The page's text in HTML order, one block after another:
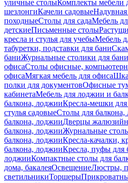
уличные столыКомплекты мебели
шезлонгиКачели садовые
походныеСтолы для садаМебель
детскиеПисьменные столы
кресла и стулья для учебыМебель
табуретки, подставки для бани
баниЖурнальные столики для бани
офисаСтолы офисные,
офисаМягкая мебель для офиса
полки для документовОфисные
кабинетаМебель для лоджии и
балкона, лоджииКресла-мешки для
стулья садовыеСтолы для
балкона, лоджииДверцы
балкона, лоджииЖурнальные
балкона, лоджииКресла-качалки,
балкона, лоджииКресла, пуфы для
лоджииКомпактные столы для
дома, бакалеяОсвещениеЛюстры,
светильникиТоршеры